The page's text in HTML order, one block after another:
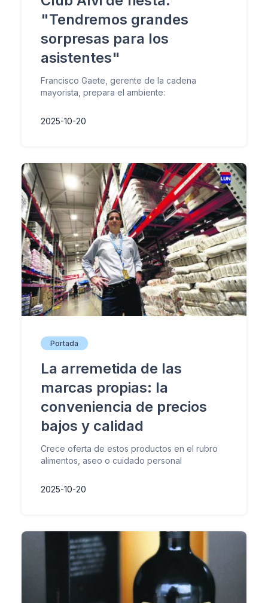
"Tendremos grandes
sorpresas para los
asistentes"
Francisco Gaete, gerente de la cadena
mayorista, prepara el ambiente:
2025-10-20
Portada
La arremetida de las
marcas propias: la
conveniencia de precios
bajos y calidad
Crece oferta de estos productos en el rubro
alimentos, aseo o cuidado personal
2025-10-20